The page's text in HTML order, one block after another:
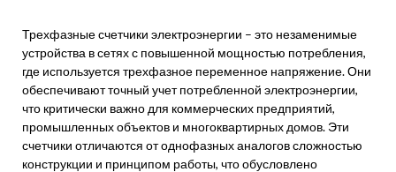
Трехфазные счетчики электроэнергии – это незаменимые
устройства в сетях с повышенной мощностью потребления,
где используется трехфазное переменное напряжение. Они
обеспечивают точный учет потребленной электроэнергии,
что критически важно для коммерческих предприятий,
промышленных объектов и многоквартирных домов. Эти
счетчики отличаются от однофазных аналогов сложностью
конструкции и принципом работы, что обусловлено